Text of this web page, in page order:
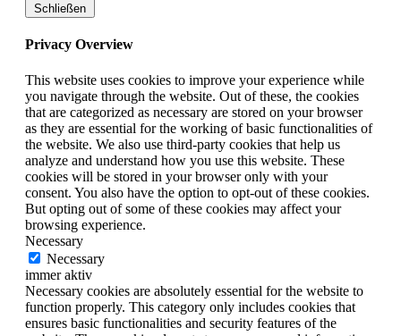
Schließen
Privacy Overview
This website uses cookies to improve your experience while
you navigate through the website. Out of these, the cookies
that are categorized as necessary are stored on your browser
as they are essential for the working of basic functionalities of
the website. We also use third-party cookies that help us
analyze and understand how you use this website. These
cookies will be stored in your browser only with your
consent. You also have the option to opt-out of these cookies.
But opting out of some of these cookies may affect your
browsing experience.
Necessary
Necessary
immer aktiv
Necessary cookies are absolutely essential for the website to
function properly. This category only includes cookies that
ensures basic functionalities and security features of the